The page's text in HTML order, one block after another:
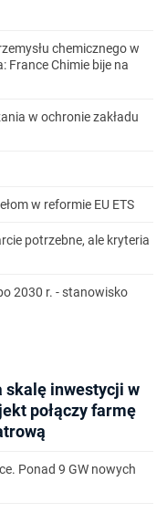
chemicznego w
France Chimie bije na
w ochronie zakładu
w reformie EU ETS
potrzebne, ale kryteria
2030 r. - stanowisko
skalę inwestycji w
połączy farmę
Ponad 9 GW nowych